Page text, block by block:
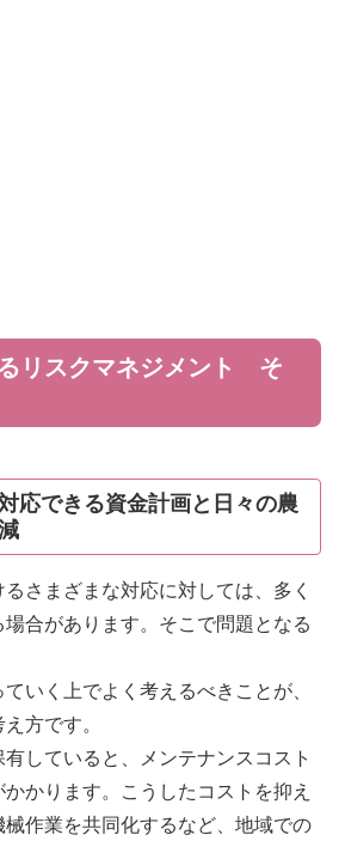
リスクマネジメント そ
応できる資金計画と日々の農
さまざまな対応に対しては、多く
合があります。そこで問題となる
いく上でよく考えるべきことが、
方です。
していると、メンテナンスコスト
かります。こうしたコストを抑え
械作業を共同化するなど、地域での